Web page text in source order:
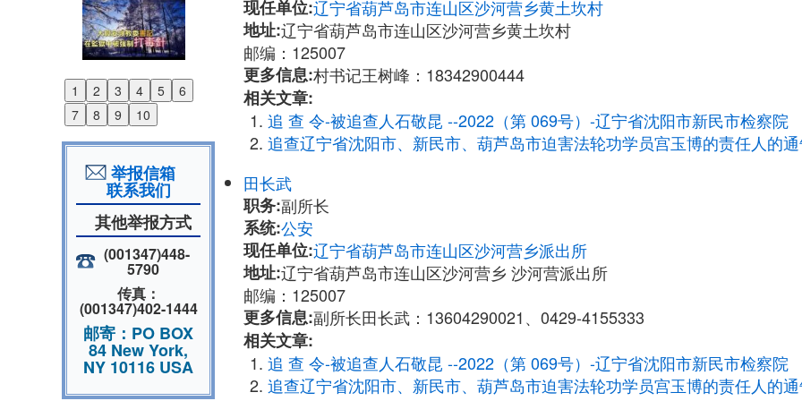
1 2 3 4 5
6
7
8 9 10
Previous
Next
举报信箱
联系我们
其他举报方式
(001347)448-
5790
传真：
(001347)402-1444
邮寄：PO BOX
84 New York,
NY 10116 USA
现任单位:辽宁省葫芦岛市连山区沙河营乡黄土坎村
地址:辽宁省葫芦岛市连山区沙河营乡黄土坎村
邮编：125007
更多信息:村书记王树峰：18342900444
相关文章:
追 查 令-被追查人石敬昆 --2022（第 069号）-辽宁省沈阳市新民市检察院
追查辽宁省沈阳市、新民市、葫芦岛市迫害法轮功学员宫玉博的责任人的
田长武
职务:副所长
系统:公安
现任单位:辽宁省葫芦岛市连山区沙河营乡派出所
地址:辽宁省葫芦岛市连山区沙河营乡 沙河营派出所
邮编：125007
更多信息:副所长田长武：13604290021、0429-4155333
相关文章:
追 查 令-被追查人石敬昆 --2022（第 069号）-辽宁省沈阳市新民市检察院
追查辽宁省沈阳市、新民市、葫芦岛市迫害法轮功学员宫玉博的责任人的